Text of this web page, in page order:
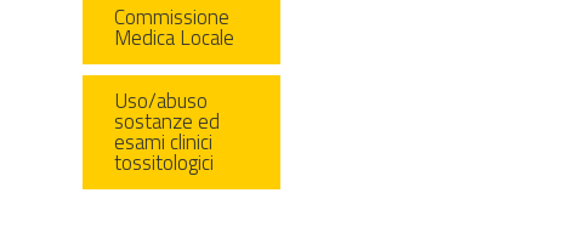
Commissione
Medica Locale
Uso/abuso
sostanze ed
esami clinici
tossitologici